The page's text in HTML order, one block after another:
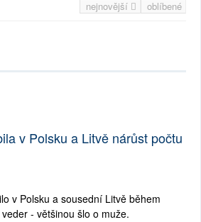
nejnovější oblíbené
v Polsku a Litvě nárůst počtu
v Polsku a sousední Litvě během
- většinou šlo o muže.